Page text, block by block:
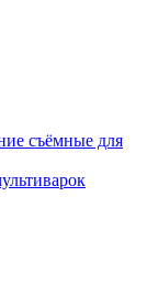
съёмные для